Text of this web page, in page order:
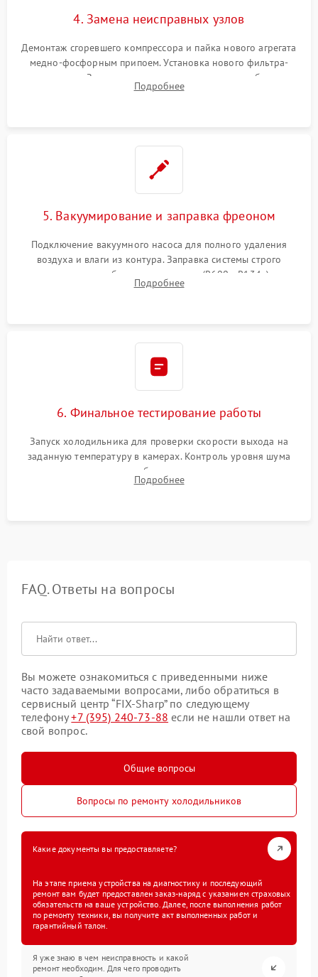
4. Замена неисправных узлов
Демонтаж сгоревшего компрессора и пайка нового агрегата
медно-фосфорным припоем. Установка нового фильтра-
осушителя. Замена изношенных вентиляторов обдува,
сломанных заслонок или поврежденных дверных петель.
Подробнее
5. Вакуумирование и заправка фреоном
Подключение вакуумного насоса для полного удаления
воздуха и влаги из контура. Заправка системы строго
дозированным объемом хладагента (R600a, R134a) по
электронным весам. Контроль рабочего давления в системе.
Подробнее
6. Финальное тестирование работы
Запуск холодильника для проверки скорости выхода на
заданную температуру в камерах. Контроль уровня шума
компрессора, отсутствия обмерзания стенок и корректного
срабатывания системы автоматической оттайки.
Подробнее
FAQ. Ответы на вопросы
Вы можете ознакомиться с приведенными ниже
часто задаваемыми вопросами, либо обратиться в
сервисный центр “FIX-Sharp” по следующему
телефону+7 (395) 240-73-88 если не нашли ответ на
свой вопрос.
Общие вопросы
Вопросы по ремонту холодильников
Какие документы вы предоставляете?
На этапе приема устройства на диагностику и последующий
ремонт вам будет предоставлен заказ-наряд с указанием страховых
обязательств на ваше устройство. Далее, после выполнения работ
по ремонту техники, вы получите акт выполненных работ и
гарантийный талон.
Я уже знаю в чем неисправность и какой
ремонт необходим. Для чего проводить